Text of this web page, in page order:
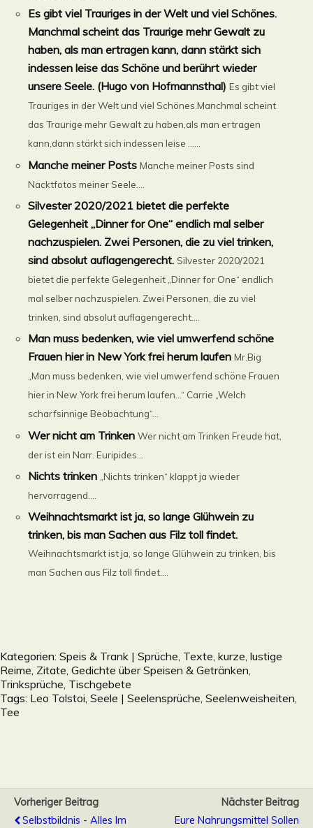
Es gibt viel Trauriges in der Welt und viel Schönes.
Manchmal scheint das Traurige mehr Gewalt zu
haben, als man ertragen kann, dann stärkt sich
indessen leise das Schöne und berührt wieder
unsere Seele. (Hugo von Hofmannsthal) Es gibt viel
Trauriges in der Welt und viel Schönes.Manchmal scheint
das Traurige mehr Gewalt zu haben,als man ertragen
kann,dann stärkt sich indessen leise ......
Manche meiner Posts Manche meiner Posts sind
Nacktfotos meiner Seele....
Silvester 2020/2021 bietet die perfekte
Gelegenheit „Dinner for One“ endlich mal selber
nachzuspielen. Zwei Personen, die zu viel trinken,
sind absolut auflagengerecht. Silvester 2020/2021
bietet die perfekte Gelegenheit „Dinner for One“ endlich
mal selber nachzuspielen. Zwei Personen, die zu viel
trinken, sind absolut auflagengerecht....
Man muss bedenken, wie viel umwerfend schöne
Frauen hier in New York frei herum laufen Mr.Big
„Man muss bedenken, wie viel umwerfend schöne Frauen
hier in New York frei herum laufen…“ Carrie „Welch
scharfsinnige Beobachtung“...
Wer nicht am Trinken Wer nicht am Trinken Freude hat,
der ist ein Narr. Euripides...
Nichts trinken „Nichts trinken“ klappt ja wieder
hervorragend....
Weihnachtsmarkt ist ja, so lange Glühwein zu
trinken, bis man Sachen aus Filz toll findet.
Weihnachtsmarkt ist ja, so lange Glühwein zu trinken, bis
man Sachen aus Filz toll findet....
Kategorien: Speis & Trank | Sprüche, Texte, kurze, lustige
Reime, Zitate, Gedichte über Speisen & Getränken,
Trinksprüche, Tischgebete
Tags: Leo Tolstoi Seele | Seelensprüche, Seelenweisheiten
Tee
Vorheriger Beitrag
Selbstbildnis - Alles Im
Nächster Beitrag
Eure Nahrungsmittel Sollen